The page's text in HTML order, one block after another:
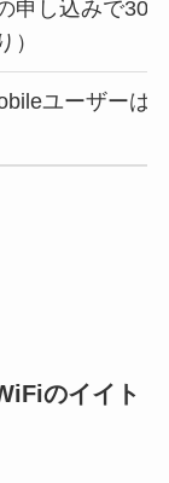
申し込みで
）
ユーザーは
のイイト